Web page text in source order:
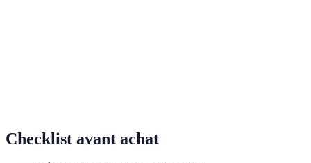
Checklist avant achat